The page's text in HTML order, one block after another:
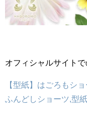
オフィシャルサイト
【型紙】はごろもシ
ふんどしショーツ,型